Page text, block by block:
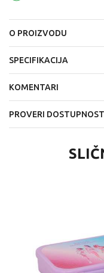
O PROIZVODU
SPECIFIKACIJA
KOMENTARI
PROVERI